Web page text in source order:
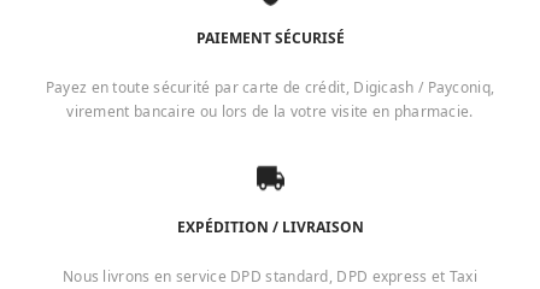
PAIEMENT SÉCURISÉ
Payez en toute sécurité par carte de crédit, Digicash / Payconiq,
virement bancaire ou lors de la votre visite en pharmacie.
EXPÉDITION / LIVRAISON
Nous livrons en service DPD standard, DPD express et Taxi